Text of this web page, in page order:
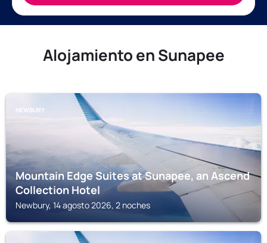
Alojamiento en Sunapee
NEWBURY
Mountain Edge Suites at Sunapee, an Ascend
Collection Hotel
Newbury, 14 agosto 2026, 2 noches